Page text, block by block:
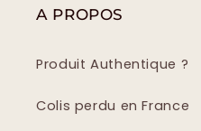
A PROPOS
Produit Authentique ?
Colis perdu en France